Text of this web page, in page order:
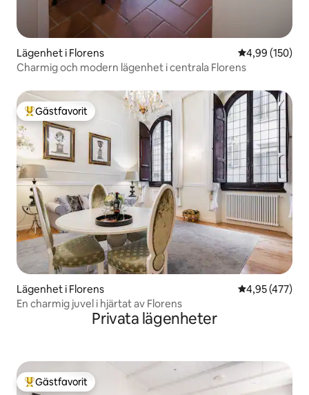
Lägenhet i Florens 4,99 av 5 i
4,99 (150)
Charmig och modern lägenhet i centrala Florens
Populär gästfavorit
Gästfavorit
Lägenhet i Florens 4,95 av 5 i
4,95 (477)
En charmig juvel i hjärtat av Florens
Privata lägenheter
Populär gästfavorit
Gästfavorit